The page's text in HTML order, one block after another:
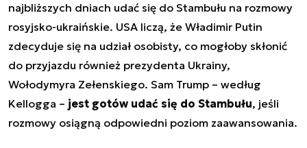
najbliższych dniach udać się do Stambułu na rozmowy
rosyjsko-ukraińskie. USA liczą, że Władimir Putin
zdecyduje się na udział osobisty, co mogłoby skłonić
do przyjazdu również prezydenta Ukrainy,
Wołodymyra Zełenskiego. Sam Trump – według
Kellogga – jest gotów udać się do Stambułu, jeśli
rozmowy osiągną odpowiedni poziom zaawansowania.